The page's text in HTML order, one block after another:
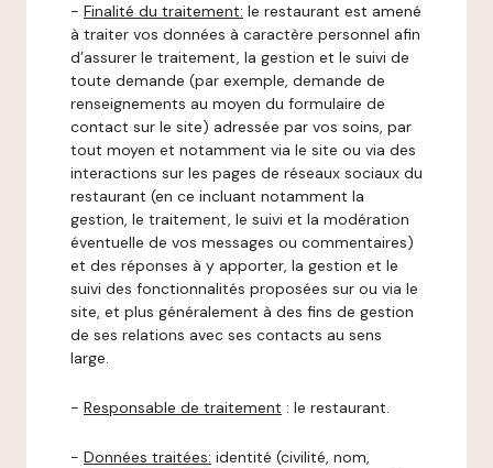
- Finalité du traitement: le restaurant est amené
à traiter vos données à caractère personnel afin
d’assurer le traitement, la gestion et le suivi de
toute demande (par exemple, demande de
renseignements au moyen du formulaire de
contact sur le site) adressée par vos soins, par
tout moyen et notamment via le site ou via des
interactions sur les pages de réseaux sociaux du
restaurant (en ce incluant notamment la
gestion, le traitement, le suivi et la modération
éventuelle de vos messages ou commentaires)
et des réponses à y apporter, la gestion et le
suivi des fonctionnalités proposées sur ou via le
site, et plus généralement à des fins de gestion
de ses relations avec ses contacts au sens
large.
- Responsable de traitement : le restaurant.
- Données traitées: identité (civilité, nom,